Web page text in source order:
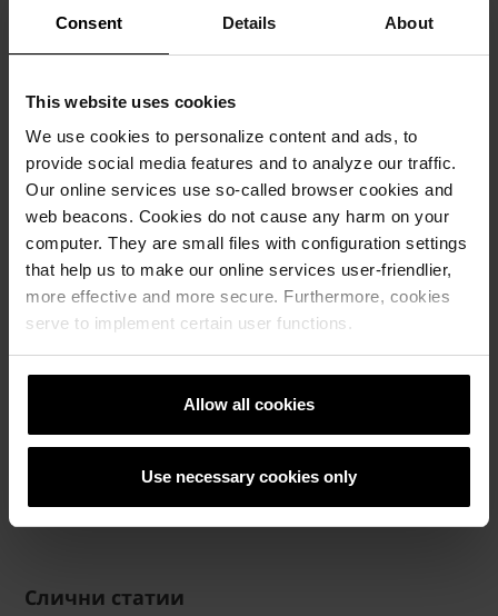
Consent Details About
This website uses cookies
We use cookies to personalize content and ads, to
provide social media features and to analyze our traffic.
Our online services use so-called browser cookies and
web beacons. Cookies do not cause any harm on your
computer. They are small files with configuration settings
that help us to make our online services user-friendlier,
more effective and more secure. Furthermore, cookies
serve to implement certain user functions.
Allow all cookies
Use necessary cookies only
Најдете дистрибутер
Најдете го дистрибутерот што ви е најблиску
ДИСТРИБУТЕРИ
Пријавете се за Newsletter
Не ги пропуштајте најновите вести од нас
ПРИЈАВЕТЕ СЕ ТУКА
Слични статии